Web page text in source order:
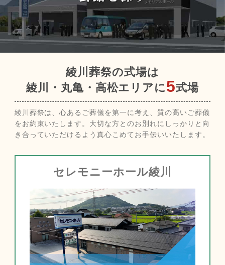
綾川葬祭の式場は
綾川・丸亀・高松エリアに5式場
綾川葬祭は、心あるご葬儀を第一に考え、質の高いご葬儀
をお約束いたします。大切な方とのお別れにしっかりと向
き合っていただけるよう真心こめてお手伝いいたします。
セレモニーホール綾川